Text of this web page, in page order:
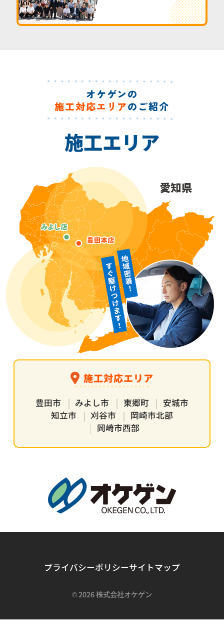
オケゲンの
施工対応エリアのご紹介
施工エリア
施工対応エリア
豊田市 みよし市 東郷町
安城市
知立市
刈谷市
岡崎市北部
岡崎市西部
プライバシーポリシーサイトマップ
©2026 株式会社オケゲン